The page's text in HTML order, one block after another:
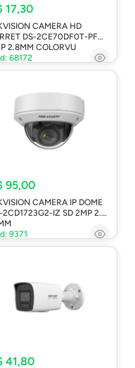
17,30
CAMERA HD
DS-2CE70DF0T-PF
2.8MM COLORVU
68172
95,00
CAMERA IP DOME
2CD1723G2-IZ SD 2MP 2.8-
9371
41,80